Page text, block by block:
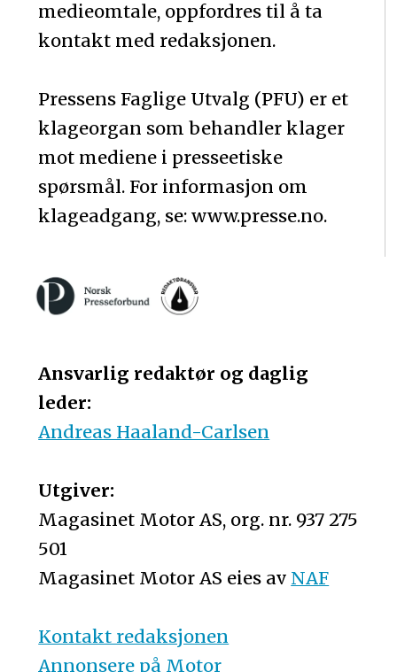
medieomtale, oppfordres til å ta
kontakt med redaksjonen.
Pressens Faglige Utvalg (PFU) er et
klageorgan som behandler klager
mot mediene i presseetiske
spørsmål. For informasjon om
klageadgang, se: www.presse.no.
Ansvarlig redaktør og daglig
leder:
Andreas Haaland-Carlsen
Utgiver:
Magasinet Motor AS, org. nr. 937 275
501
Magasinet Motor AS eies av NAF
Kontakt redaksjonen
Annonsere på Motor